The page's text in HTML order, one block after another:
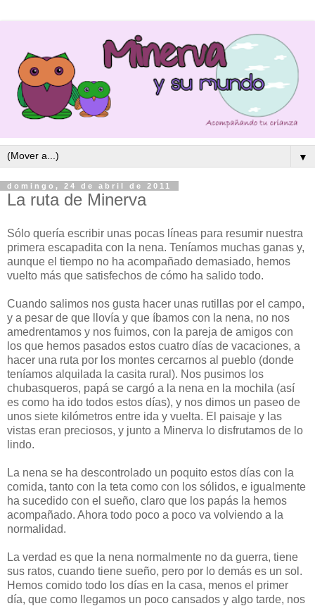
▼
domingo, 24 de abril de 2011
La ruta de Minerva
Sólo quería escribir unas pocas líneas para resumir nuestra
primera escapadita con la nena. Teníamos muchas ganas y,
aunque el tiempo no ha acompañado demasiado, hemos
vuelto más que satisfechos de cómo ha salido todo.
Cuando salimos nos gusta hacer unas rutillas por el campo,
y a pesar de que llovía y que íbamos con la nena, no nos
amedrentamos y nos fuimos, con la pareja de amigos con
los que hemos pasados estos cuatro días de vacaciones, a
hacer una ruta por los montes cercarnos al pueblo (donde
teníamos alquilada la casita rural). Nos pusimos los
chubasqueros, papá se cargó a la nena en la mochila (así
es como ha ido todos estos días), y nos dimos un paseo de
unos siete kilómetros entre ida y vuelta. El paisaje y las
vistas eran preciosos, y junto a Minerva lo disfrutamos de lo
lindo.
La nena se ha descontrolado un poquito estos días con la
comida, tanto con la teta como con los sólidos, e igualmente
ha sucedido con el sueño, claro que los papás la hemos
acompañado. Ahora todo poco a poco va volviendo a la
normalidad.
La verdad es que la nena normalmente no da guerra, tiene
sus ratos, cuando tiene sueño, pero por lo demás es un sol.
Hemos comido todo los días en la casa, menos el primer
día, que como llegamos un poco cansados y algo tarde, nos